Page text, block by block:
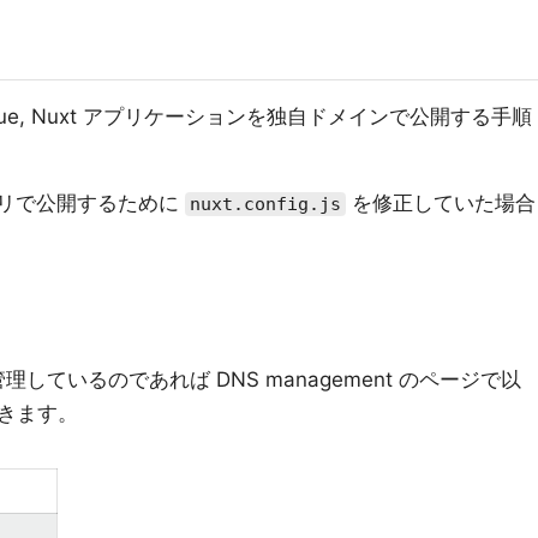
Nuxt アプリケーションを独自ドメインで公開する手順
で公開するために nuxt.config.js を修正していた場合
しているのであれば DNS management のページで以
ます。